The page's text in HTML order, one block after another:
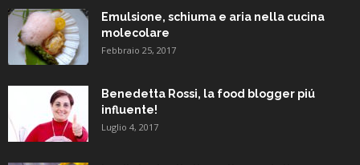
Emulsione, schiuma e aria nella cucina
molecolare
Febbraio 25, 2017
Benedetta Rossi, la food blogger piú
influente!
Luglio 4, 2017